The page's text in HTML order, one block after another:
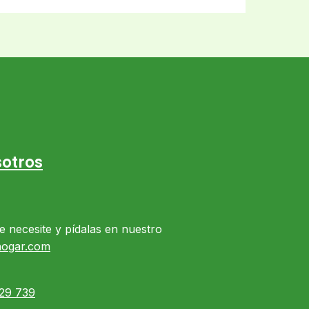
necesite y pídalas en nuestro
739